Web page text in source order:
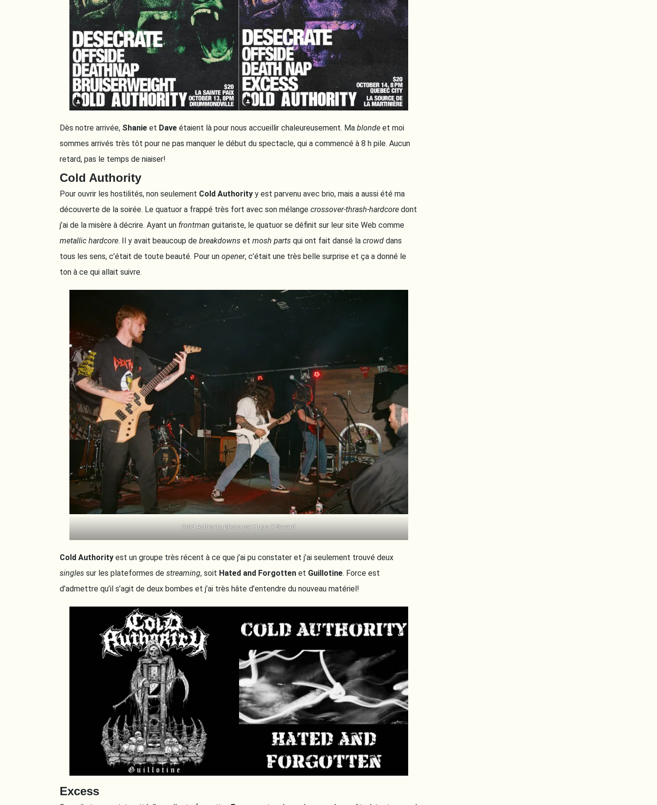
Dès notre arrivée, Shanie et Dave étaient là pour nous accueillir chaleureusement. Ma blonde et moi
sommes arrivés très tôt pour ne pas manquer le début du spectacle, qui a commencé à 8 h pile. Aucun
retard, pas le temps de niaiser!
Cold Authority
Pour ouvrir les hostilités, non seulement Cold Authority y est parvenu avec brio, mais a aussi été ma
découverte de la soirée. Le quatuor a frappé très fort avec son mélange crossover-thrash-hardcore dont
j’ai de la misère à décrire. Ayant un frontman guitariste, le quatuor se définit sur leur site Web comme
metallic hardcore. Il y avait beaucoup de breakdowns et mosh parts qui ont fait dansé la crowd dans
tous les sens, c’était de toute beauté. Pour un opener, c’était une très belle surprise et ça a donné le
ton à ce qui allait suivre.
Cold Authority, photo par Hugo X Savard
Cold Authority est un groupe très récent à ce que j’ai pu constater et j’ai seulement trouvé deux
singles sur les plateformes de streaming, soit Hated and Forgotten et Guillotine. Force est
d’admettre qu’il s’agit de deux bombes et j’ai très hâte d’entendre du nouveau matériel!
Excess